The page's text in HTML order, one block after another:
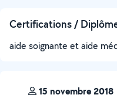
Certifications /
aide soignante et aide
15 novembre 2018